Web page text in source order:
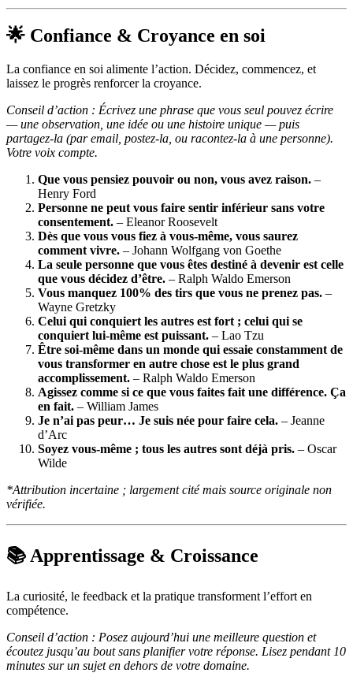
🌟 Confiance & Croyance en soi
La confiance en soi alimente l’action. Décidez, commencez, et
laissez le progrès renforcer la croyance.
Conseil d’action : Écrivez une phrase que vous seul pouvez écrire
— une observation, une idée ou une histoire unique — puis
partagez-la (par email, postez-la, ou racontez-la à une personne).
Votre voix compte.
Que vous pensiez pouvoir ou non, vous avez raison. –
Henry Ford
Personne ne peut vous faire sentir inférieur sans votre
consentement. – Eleanor Roosevelt
Dès que vous vous fiez à vous-même, vous saurez
comment vivre. – Johann Wolfgang von Goethe
La seule personne que vous êtes destiné à devenir est celle
que vous décidez d’être. – Ralph Waldo Emerson
Vous manquez 100% des tirs que vous ne prenez pas. –
Wayne Gretzky
Celui qui conquiert les autres est fort ; celui qui se
conquiert lui-même est puissant. – Lao Tzu
Être soi-même dans un monde qui essaie constamment de
vous transformer en autre chose est le plus grand
accomplissement. – Ralph Waldo Emerson
Agissez comme si ce que vous faites fait une différence. Ça
en fait. – William James
Je n’ai pas peur… Je suis née pour faire cela. – Jeanne
d’Arc
Soyez vous-même ; tous les autres sont déjà pris. – Oscar
Wilde
*Attribution incertaine ; largement cité mais source originale non
vérifiée.
📚 Apprentissage & Croissance
La curiosité, le feedback et la pratique transforment l’effort en
compétence.
Conseil d’action : Posez aujourd’hui une meilleure question et
écoutez jusqu’au bout sans planifier votre réponse. Lisez pendant 10
minutes sur un sujet en dehors de votre domaine.